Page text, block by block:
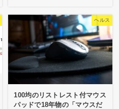
ヘルス
100均のリストレスト付マウス
パッドで18年物の「マウスだ